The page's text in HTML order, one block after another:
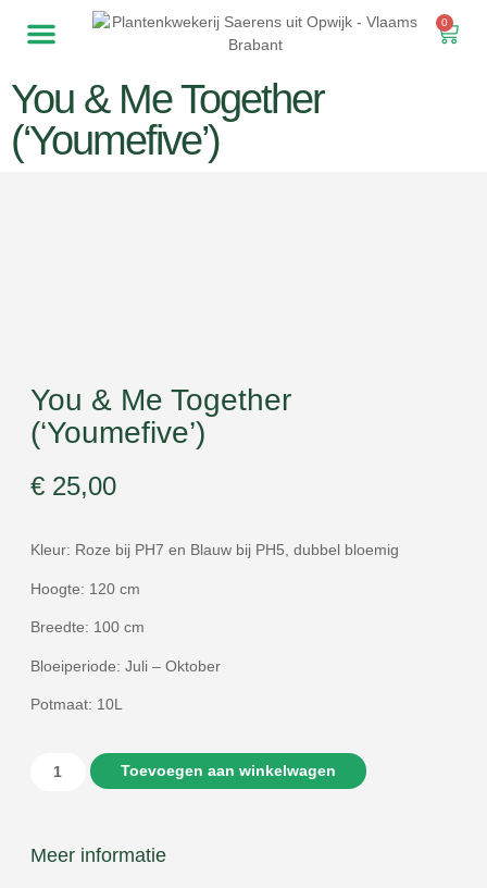
0
You & Me Together
(‘Youmefive’)
You & Me Together
(‘Youmefive’)
€ 25,00
Kleur: Roze bij PH7 en Blauw bij PH5, dubbel bloemig
Hoogte: 120 cm
Breedte: 100 cm
Bloeiperiode: Juli – Oktober
Potmaat: 10L
Toevoegen aan winkelwagen
Meer informatie